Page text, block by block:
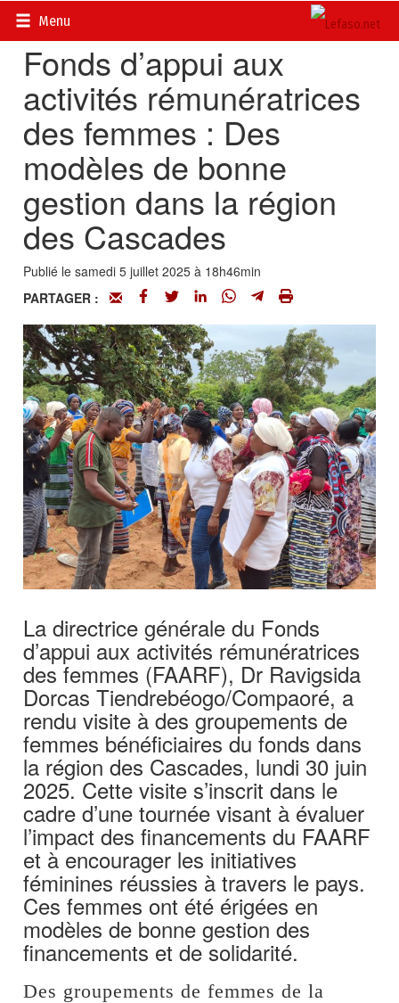
Menu
Accueil>
Fonds d’appui aux
activités rémunératrices
des femmes : Des
modèles de bonne
gestion dans la région
des Cascades
Publié le samedi 5 juillet 2025 à 18h46min
PARTAGER :
La directrice générale du Fonds
d’appui aux activités rémunératrices
des femmes (FAARF), Dr Ravigsida
Dorcas Tiendrebéogo/Compaoré, a
rendu visite à des groupements de
femmes bénéficiaires du fonds dans
la région des Cascades, lundi 30 juin
2025. Cette visite s’inscrit dans le
cadre d’une tournée visant à évaluer
l’impact des financements du FAARF
et à encourager les initiatives
féminines réussies à travers le pays.
Ces femmes ont été érigées en
modèles de bonne gestion des
financements et de solidarité.
Des groupements de femmes de la